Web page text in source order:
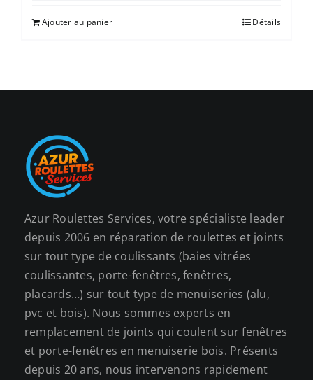
Ajouter au panier Détails
Azur Roulettes Services, votre spécialiste leader
depuis 2006 en réparation de roulettes et joints
sur tout type de coulissants (baies vitrées
coulissantes, porte-fenêtres, fenêtres,
placards…) sur tout type de menuiseries (alu,
pvc et bois). Nous sommes experts en
remplacement de joints qui coulent sur fenêtres
et porte-fenêtres en menuiserie bois. Présents
depuis 20 ans, nous intervenons rapidement